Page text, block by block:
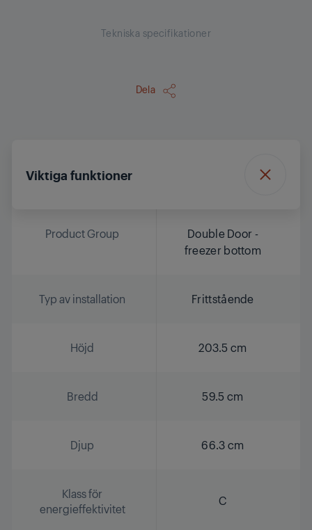
Tekniska specifikationer
Dela
Viktiga funktioner
Product Group
Double Door -
freezer bottom
Typ av installation Frittstående
Höjd 203.5 cm
Bredd 59.5 cm
Djup 66.3 cm
Klass för
energieffektivitet
C